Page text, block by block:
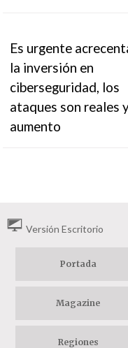
Es urgente
la inversión en
ciberseguridad, los
ataques son reales
aumento
Versión Escritorio
Portada
Magazine
Regiones